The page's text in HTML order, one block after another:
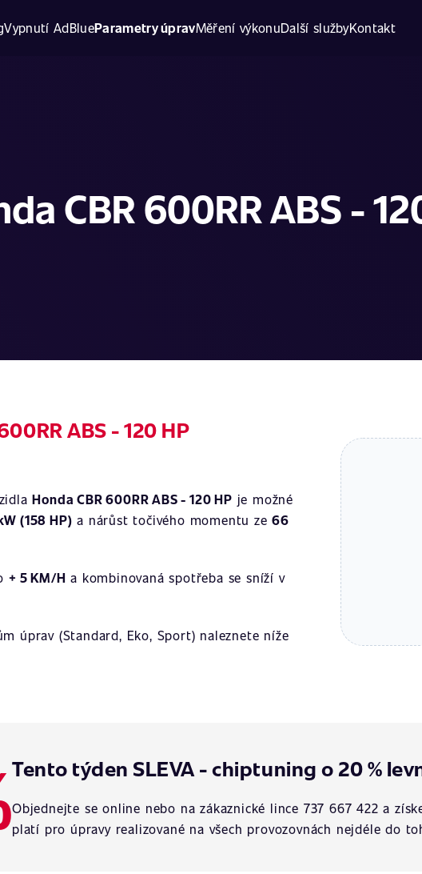
Vypnutí AdBlueParametry úpravMěření výkonuDalší službyKontakt
CBR 600RR ABS -
ABS - 120 HP
Honda CBR 600RR ABS - 120 HP je možné
(158 HP) a nárůst točivého momentu ze66
+ 5 KM/H a kombinovaná spotřeba se sníží v
úprav (Standard, Eko, Sport) naleznete níže
Tento týden SLEVA - chiptuning o 20 %
Objednejte se online nebo na zákaznické lince 737 667 422 a
platí pro úpravy realizované na všech provozovnách nejdéle do